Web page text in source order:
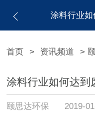
涂料行业
首页 > 资讯频道 >
涂料行业如何达到
颐思达环保 2019-